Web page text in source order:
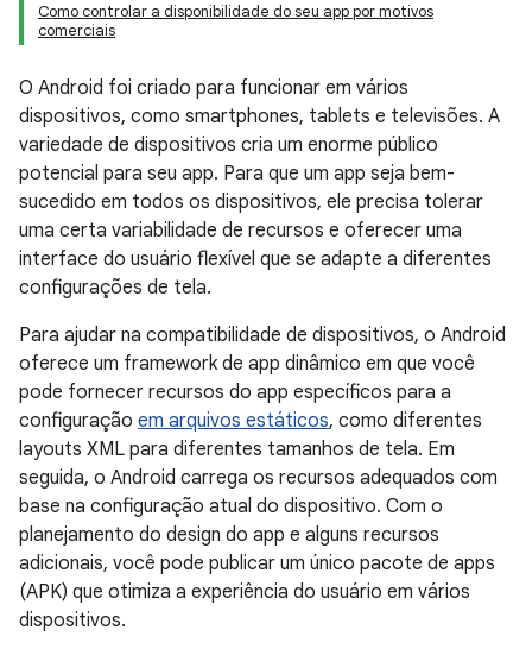
Como controlar a disponibilidade do seu app por motivos
comerciais
O Android foi criado para funcionar em vários
dispositivos, como smartphones, tablets e televisões. A
variedade de dispositivos cria um enorme público
potencial para seu app. Para que um app seja bem-
sucedido em todos os dispositivos, ele precisa tolerar
uma certa variabilidade de recursos e oferecer uma
interface do usuário flexível que se adapte a diferentes
configurações de tela.
Para ajudar na compatibilidade de dispositivos, o Android
oferece um framework de app dinâmico em que você
pode fornecer recursos do app específicos para a
configuração em arquivos estáticos, como diferentes
layouts XML para diferentes tamanhos de tela. Em
seguida, o Android carrega os recursos adequados com
base na configuração atual do dispositivo. Com o
planejamento do design do app e alguns recursos
adicionais, você pode publicar um único pacote de apps
(APK) que otimiza a experiência do usuário em vários
dispositivos.